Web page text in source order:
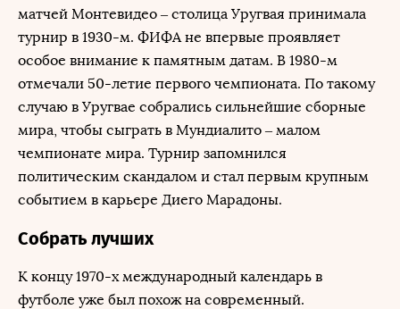
матчей Монтевидео – столица Уругвая принимала
турнир в 1930-м. ФИФА не впервые проявляет
особое внимание к памятным датам. В 1980-м
отмечали 50-летие первого чемпионата. По такому
случаю в Уругвае собрались сильнейшие сборные
мира, чтобы сыграть в Мундиалито – малом
чемпионате мира. Турнир запомнился
политическим скандалом и стал первым крупным
событием в карьере Диего Марадоны.
Собрать лучших
К концу 1970-х международный календарь в
футболе уже был похож на современный.